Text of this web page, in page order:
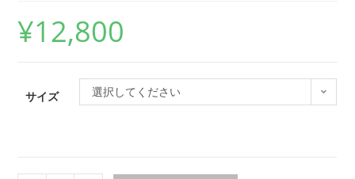
¥12,800
サイズ 選択してください